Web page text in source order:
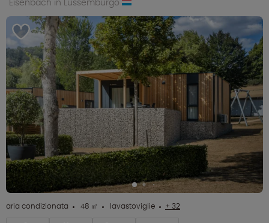
Eisenbach in Lussemburgo
aria condizionata 48 ㎡ lavastoviglie + 32